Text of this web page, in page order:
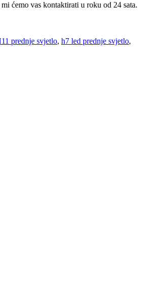
ćemo vas kontaktirati u roku od 24 sata.
prednje svjetlo, h7 led prednje svjetlo,